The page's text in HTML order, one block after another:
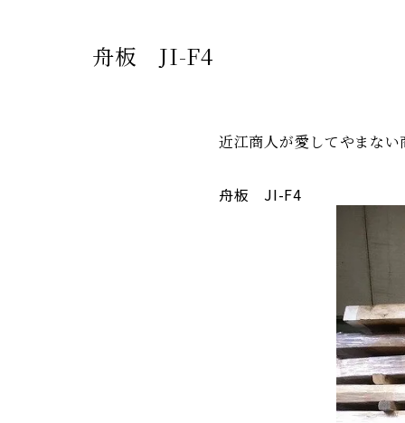
舟板 JI-F4
近江商人が愛してやまな
舟板 JI-F4